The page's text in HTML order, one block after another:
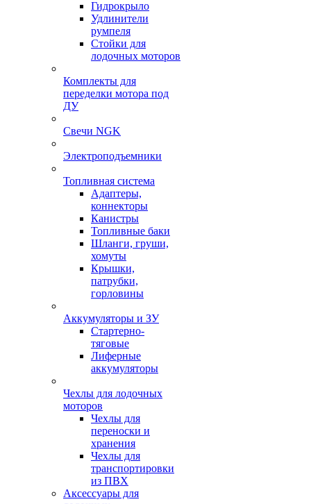
Гидрокрыло
Удлинители
румпеля
Стойки для
лодочных моторов
Комплекты для
переделки мотора под
ДУ
Свечи NGK
Электроподъемники
Топливная система
Адаптеры,
коннекторы
Канистры
Топливные баки
Шланги, груши,
хомуты
Крышки,
патрубки,
горловины
Аккумуляторы и ЗУ
Стартерно-
тяговые
Лиферные
аккумуляторы
Чехлы для лодочных
моторов
Чехлы для
переноски и
хранения
Чехлы для
транспортировки
из ПВХ
Аксессуары для